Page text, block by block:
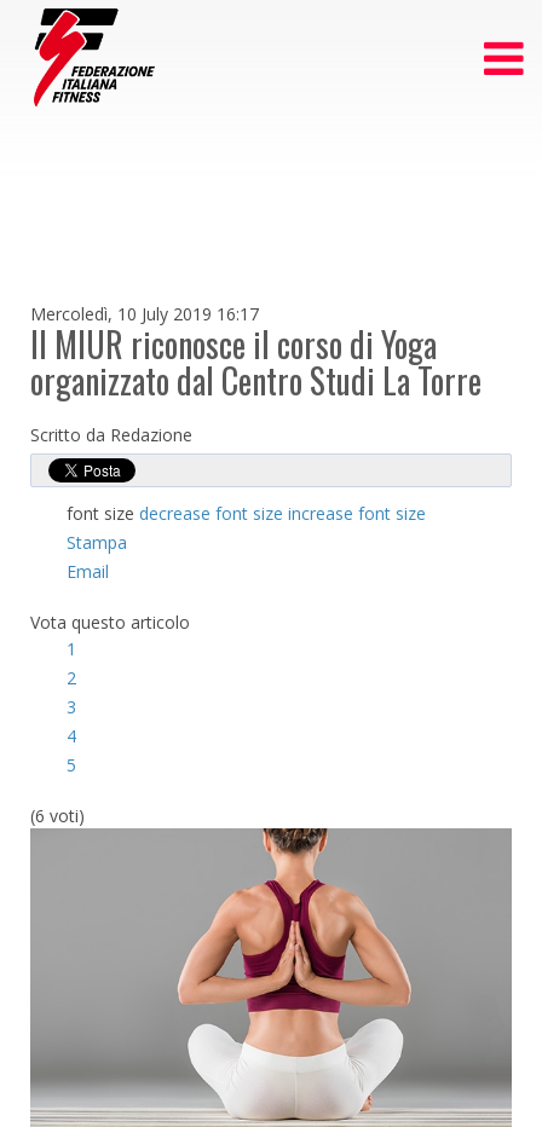
Mercoledì, 10 July 2019 16:17
Il MIUR riconosce il corso di Yoga
organizzato dal Centro Studi La Torre
Scritto da Redazione
font size decrease font size increase font size
Stampa
Email
Vota questo articolo
1
2
3
4
5
(6 voti)